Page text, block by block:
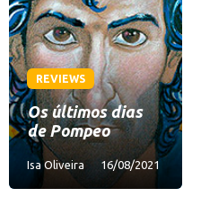
REVIEWS
Os últimos dias
de Pompeo
Isa Oliveira 16/08/2021